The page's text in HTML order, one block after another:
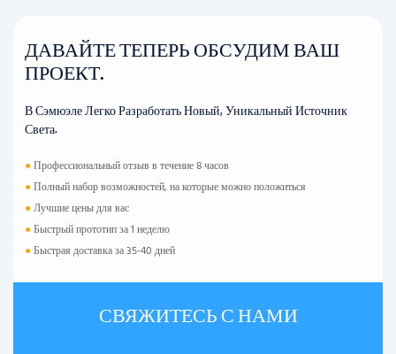
ДАВАЙТЕ ТЕПЕРЬ ОБСУДИМ ВАШ
ПРОЕКТ.
В Сэмюэле Легко Разработать Новый, Уникальный Источник
Света.
●Профессиональный отзыв в течение 8 часов
●Полный набор возможностей, на которые можно положиться
●Лучшие цены для вас
●Быстрый прототип за 1 неделю
●Быстрая доставка за 35-40 дней
СВЯЖИТЕСЬ С НАМИ